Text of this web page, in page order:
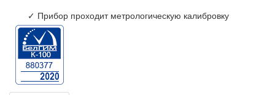
✓ Прибор проходит метрологическую калибровку